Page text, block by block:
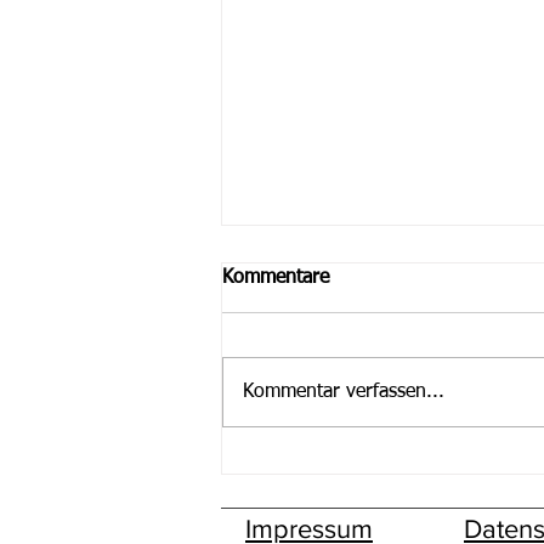
Kommentare
Kommentar verfassen...
Impressum